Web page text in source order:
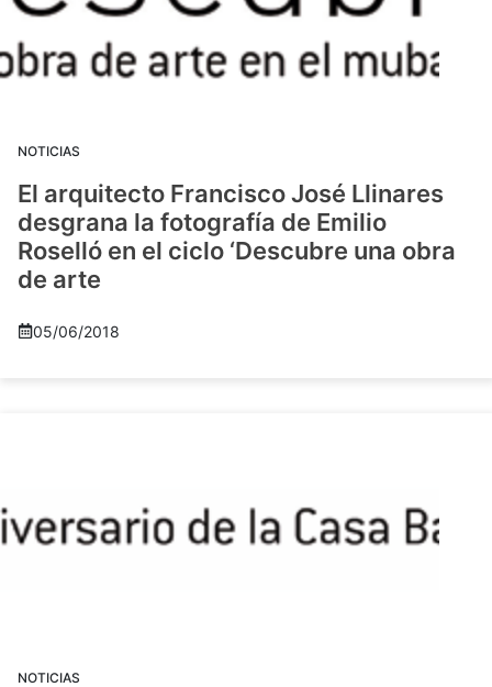
NOTICIAS
El arquitecto Francisco José Llinares
desgrana la fotografía de Emilio
Roselló en el ciclo ‘Descubre una obra
de arte
05/06/2018
NOTICIAS